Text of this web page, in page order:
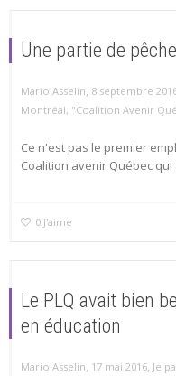
Une partie de
Mario Asselin, 8 septembre
Montréal, "Coalition Avenir
Ce n'est pas le premier
Coalition avenir Québec qui
0 J'aime
Le PLQ avait bien
en éducation
Mario Asselin, 17 mai 2016, Je